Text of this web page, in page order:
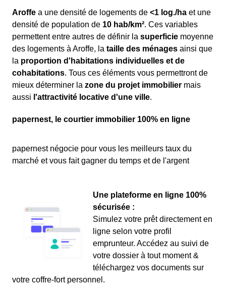
Aroffe a une densité de logements de <1 log./ha et une
densité de population de 10 hab/km². Ces variables
permettent entre autres de définir la superficie moyenne
des logements à Aroffe, la taille des ménages ainsi que
la proportion d'habitations individuelles et de
cohabitations. Tous ces éléments vous permettront de
mieux déterminer la zone du projet immobilier mais
aussi l'attractivité locative d'une ville.
papernest, le courtier immobilier 100% en ligne
papernest négocie pour vous les meilleurs taux du
marché et vous fait gagner du temps et de l'argent
Une plateforme en ligne 100%
sécurisée :
Simulez votre prêt directement en
ligne selon votre profil
emprunteur. Accédez au suivi de
votre dossier à tout moment &
téléchargez vos documents sur
votre coffre-fort personnel.